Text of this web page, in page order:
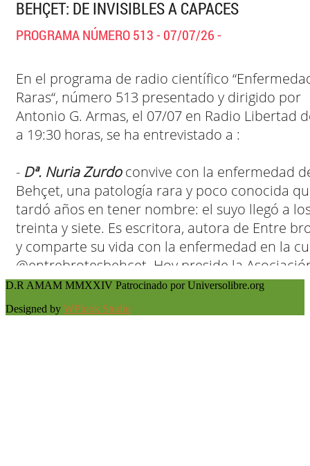
D.R AMAM MMXXIV Patrocinado por Universolibre.org
Designed by WPlook Studio